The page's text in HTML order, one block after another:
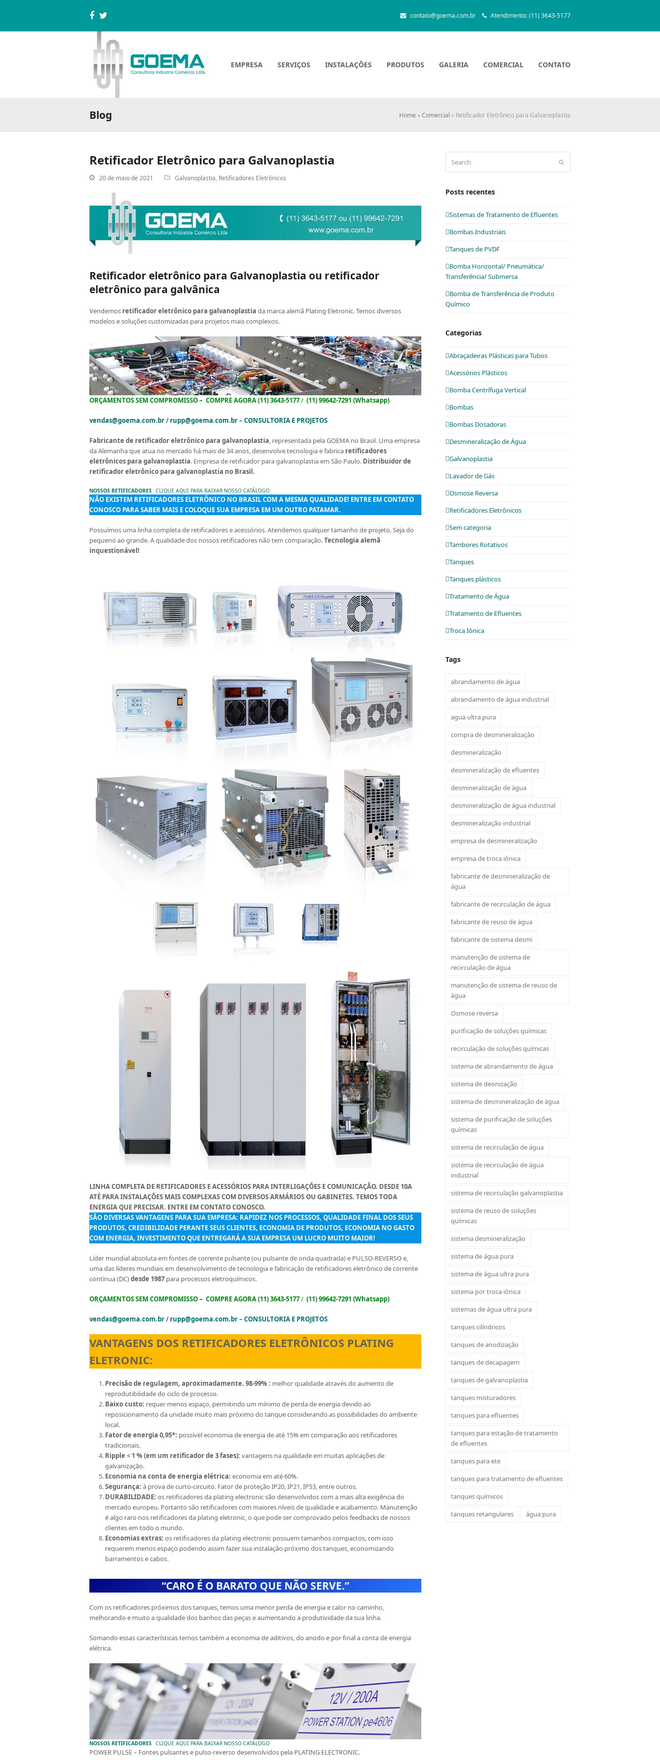
Facebook
Twitter contato@goema.com.br Atendimento: (11) 3643-5177
EMPRESA SERVIÇOS INSTALAÇÕES PRODUTOS GALERIA COMERCIAL CONTATO
Blog Home »Comercial » Retificador Eletrônico para Galvanoplastia
Retificador Eletrônico para Galvanoplastia
20 de maio de 2021 Galvanoplastia, Retificadores Eletrônicos
Retificador eletrônico para Galvanoplastia ou retificador
eletrônico para galvânica
Vendemos retificador eletrônico para galvanoplastia da marca alemã Plating Eletronic. Temos diversos
modelos e soluções customizadas para projetos mais complexos.
ORÇAMENTOS SEM COMPROMISSO – COMPRE AGORA (11) 3643-5177/ (11) 99642-7291 (Whatsapp)
vendas@goema.com.br/ rupp@goema.com.br– CONSULTORIA E PROJETOS
Fabricante de retificador eletrônico para galvanoplastia, representada pela GOEMA no Brasil. Uma empresa
da Alemanha que atua no mercado há mais de 34 anos, desenvolve tecnologia e fabrica retificadores
eletrônicos para galvanoplastia. Empresa de retificador para galvanoplastia em São Paulo. Distribuidor de
retificador eletrônico para galvanoplastia no Brasil.
NOSSOS RETIFICADORES CLIQUE AQUI PARA BAIXAR NOSSO CATÁLOGO
NÃO EXISTEM RETIFICADORES ELETRÔNICO NO BRASIL COM A MESMA QUALIDADE! ENTRE EM CONTATO
CONOSCO PARA SABER MAIS E COLOQUE SUA EMPRESA EM UM OUTRO PATAMAR.
Possuímos uma linha completa de retificadores e acessórios. Atendemos qualquer tamanho de projeto. Seja do
pequeno ao grande. A qualidade dos nossos retificadores não tem comparação.Tecnologia alemã
inquestionável!
LINHA COMPLETA DE RETIFICADORES E ACESSÓRIOS PARA INTERLIGAÇÕES E COMUNICAÇÃO. DESDE 10A
ATÉ PARA INSTALAÇÕES MAIS COMPLEXAS COM DIVERSOS ARMÁRIOS OU GABINETES. TEMOS TODA
ENERGIA QUE PRECISAR. ENTRE EM CONTATO CONOSCO.
SÃO DIVERSAS VANTAGENS PARA SUA EMPRESA: RAPIDEZ NOS PROCESSOS, QUALIDADE FINAL DOS SEUS
PRODUTOS, CREDIBILIDADE PERANTE SEUS CLIENTES, ECONOMIA DE PRODUTOS, ECONOMIA NO GASTO
COM ENERGIA, INVESTIMENTO QUE ENTREGARÁ A SUA EMPRESA UM LUCRO MUITO MAIOR!
Líder mundial absoluta em fontes de corrente pulsante (ou pulsante de onda quadrada) e PULSO-REVERSO e,
uma das líderes mundiais em desenvolvimento de tecnologia e fabricação de retificadores eletrônico de corrente
contínua (DC)desde 1987 para processos eletroquímicos.
ORÇAMENTOS SEM COMPROMISSO – COMPRE AGORA (11) 3643-5177/ (11) 99642-7291 (Whatsapp)
vendas@goema.com.br/ rupp@goema.com.br– CONSULTORIA E PROJETOS
VANTAGENS DOS RETIFICADORES ELETRÔNICOS PLATING
ELETRONIC:
Precisāo de regulagem, aproximadamente. 98-99% : melhor qualidade através do aumento de
reprodutibilidade do ciclo de processo.
Baixo custo: requer menos espaço, permitindo um mínimo de perda de energia devido ao
reposicionamento da unidade muito mais próximo do tanque considerando as possibilidades do ambiente
local.
Fator de energia 0,95*: possível economia de energia de até 15% em comparação aos retificadores
tradicionais.
Ripple < 1 % (em um retificador de 3 fases): vantagens na qualidade em muitas aplicações de
galvanizaçāo.
Economia na conta de energia elétrica: economia em até 60%.
Segurança: à prova de curto-circuito. Fator de proteção IP20, IP21, IP53, entre outros.
DURABILIDADE: os retificadores da plating electronic são desenvolvidos com a mais alta exigência do
mercado europeu. Portanto são retificadores com maiores níveis de qualidade e acabamento. Manutenção
é algo raro nos retificadores da plating eletronic, o que pode ser comprovado pelos feedbacks de nossos
clientes em todo o mundo.
Economias extras: os retificadores da plating electronic possuem tamanhos compactos, com isso
requerem menos espaço podendo assim fazer sua instalação próximo dos tanques, economizando
barramentos e cabos.
“CARO É O BARATO QUE NÃO SERVE.”
Com os retificadores próximos dos tanques, temos uma menor perda de energia e calor no caminho,
melhorando e muito a qualidade dos banhos das peças e aumentando a produtividade da sua linha.
Somando essas características temos também a economia de aditivos, do anodo e por final a conta de energia
elétrica.
NOSSOS RETIFICADORES CLIQUE AQUI PARA BAIXAR NOSSO CATÁLOGO
POWER PULSE – Fontes pulsantes e pulso-reverso desenvolvidos pela PLATING ELECTRONIC.
Posts recentes
Sistemas de Tratamento de Efluentes
Bombas Industriais
Tanques de PVDF
Bomba Horizontal/ Pneumática/
Transferência/ Submersa
Bomba de Transferência de Produto
Químico
Categorias
Abraçadeiras Plásticas para Tubos
Acessórios Plásticos
Bomba Centrífuga Vertical
Bombas
Bombas Dosadoras
Desmineralização de Água
Galvanoplastia
Lavador de Gás
Osmose Reversa
Retificadores Eletrônicos
Sem categoria
Tambores Rotativos
Tanques
Tanques plásticos
Tratamento de Água
Tratamento de Efluentes
Troca Iônica
Tags
abrandamento de água
abrandamento de água industrial
agua ultra pura
compra de desmineralização
desmineralização
desmineralização de efluentes
desmineralização de água
desmineralização de água industrial
desmineralização industrial
empresa de desmineralização
empresa de troca iônica
fabricante de desmineralização de
água
fabricante de recirculação de água
fabricante de reuso de água
fabricante de sistema desmi
manutenção de sistema de
recirculação de água
manutenção de sistema de reuso de
água
Osmose reversa
purificação de soluções químicas
recirculação de soluções químicas
sistema de abrandamento de água
sistema de deonização
sistema de desmineralização de água
sistema de purificação de soluções
químicas
sistema de recirculação de água
sistema de recirculação de água
industrial
sistema de recirculação galvanoplastia
sistema de reuso de soluções
químicas
sistema desmineralização
sistema de água pura
sistema de água ultra pura
sistema por troca iônica
sistemas de água ultra pura
tanques cilíndricos
tanques de anodização
tanques de decapagem
tanques de galvanoplastia
tanques misturadores
tanques para efluentes
tanques para estação de tratamento
de efluentes
tanques para ete
tanques para tratamento de efluentes
tanques químicos
tanques retangulares
água pura